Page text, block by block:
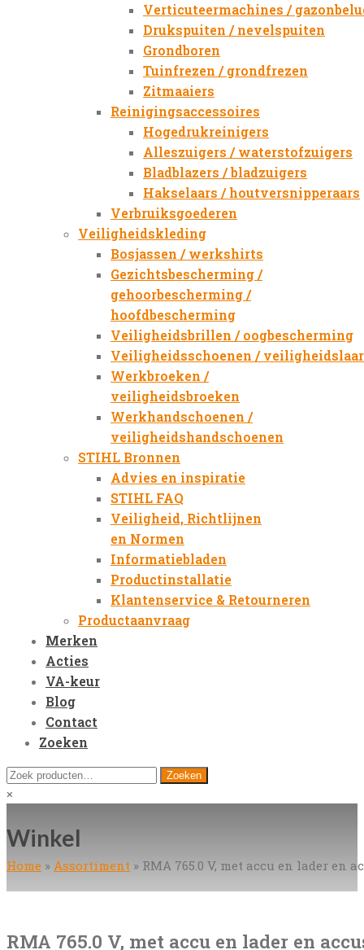
Verticuteermachines /
Drukspuiten / nevelspuiten
Grondboren
Tuinfrezen / grondfrezen
Zitmaaiers
Reinigingsaccessoires
Hogedrukreinigers
Alleszuigers / waterstofzuigers
Bladblazers / bladzuigers
Hakselaars / houtversnipperaars
Verbruiksgoederen
Veiligheidskleding
Bosjassen / werkshirts
Gezichtsbescherming /
gehoorbescherming /
hoofdbescherming
Veiligheidsbrillen / oogbescherming
Veiligheidsschoenen /
Werkbroeken /
veiligheidsbroeken
Werkhandschoenen /
veiligheidshandschoenen
STIHL Bronnen
Advies en inspiratie
STIHL FAQ
Veiligheid, Richtlijnen
en Normen
Informatiebladen
Productinstallatie
Klantenservice & Retourneren
Productaanvraag
Merken
Acties
VA-keur
Blog
Contact
Zoeken
Open
Mobile
Zoeken
naar:
Zoeken
×
Winkel
Home » Assortiment » RMA 765.0 V, met accu en lader en
RMA 765.0 V, met accu en lader en